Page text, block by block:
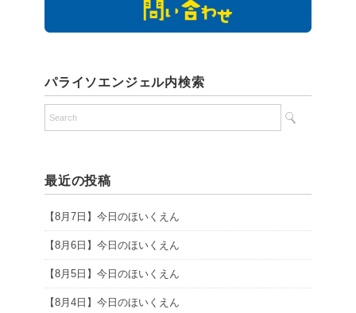
パライソエンジェル内検索
最近の投稿
【8月7日】今日のほいくえん
【8月6日】今日のほいくえん
【8月5日】今日のほいくえん
【8月4日】今日のほいくえん